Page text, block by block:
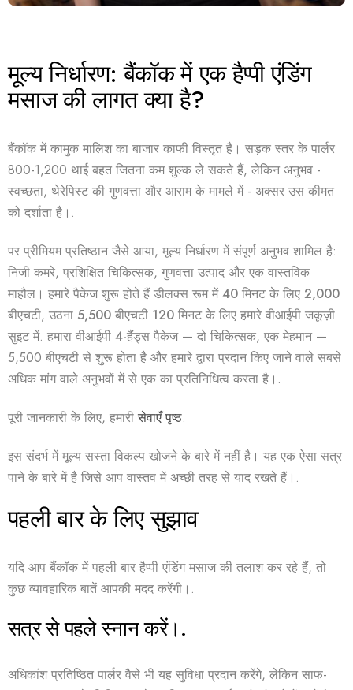
मूल्य निर्धारण: बैंकॉक में एक हैप्पी एंडिंग
मसाज की लागत क्या है?
बैंकॉक में कामुक मालिश का बाजार काफी विस्तृत है। सड़क स्तर के पार्लर
800-1,200 थाई बहत जितना कम शुल्क ले सकते हैं, लेकिन अनुभव -
स्वच्छता, थेरेपिस्ट की गुणवत्ता और आराम के मामले में - अक्सर उस कीमत
को दर्शाता है।.
पर प्रीमियम प्रतिष्ठानजैसे आया, मूल्य निर्धारण में संपूर्ण अनुभव शामिल है:
निजी कमरे, प्रशिक्षित चिकित्सक, गुणवत्ता उत्पाद और एक वास्तविक
माहौल। हमारे पैकेज शुरू होते हैंडीलक्स रूम में 40 मिनट के लिए 2,000
बीएचटी, उठना 5,500 बीएचटी 120 मिनट के लिए हमारे वीआईपी जकूज़ी
सुइट में. हमारा वीआईपी 4-हैंड्स पैकेज— दो चिकित्सक, एक मेहमान —
5,500 बीएचटी से शुरू होता है और हमारे द्वारा प्रदान किए जाने वाले सबसे
अधिक मांग वाले अनुभवों में से एक का प्रतिनिधित्व करता है।.
पूरी जानकारी के लिए, हमारीसेवाएँ पृष्ठ.
इस संदर्भ में मूल्य सस्ता विकल्प खोजने के बारे में नहीं है। यह एक ऐसा सत्र
पाने के बारे में है जिसे आप वास्तव में अच्छी तरह से याद रखते हैं।.
पहली बार के लिए सुझाव
यदि आप बैंकॉक में पहली बार हैप्पी एंडिंग मसाज की तलाश कर रहे हैं, तो
कुछ व्यावहारिक बातें आपकी मदद करेंगी।.
सत्र से पहले स्नान करें।.
अधिकांश प्रतिष्ठित पार्लर वैसे भी यह सुविधा प्रदान करेंगे, लेकिन साफ-